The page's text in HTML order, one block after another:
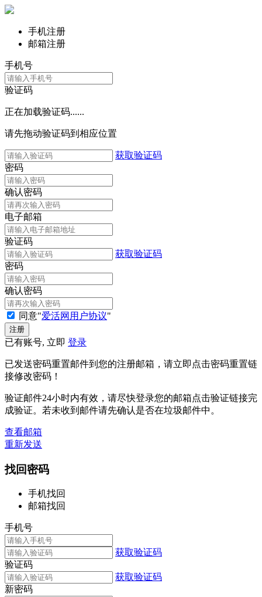
手机注册
邮箱注册
手机号
验证码
正在加载验证码......
请先拖动验证码到相应位置
获取验证码
密码
确认密码
电子邮箱
验证码
获取验证码
密码
确认密码
同意"爱活网用户协议"
已有账号, 立即 登录
已发送密码重置邮件到您的注册邮箱，请立即点击密码重置链
接修改密码！
验证邮件24小时内有效，请尽快登录您的邮箱点击验证链接完
成验证。若未收到邮件请先确认是否在垃圾邮件中。
查看邮箱
重新发送
找回密码
手机找回
邮箱找回
手机号
获取验证码
验证码
获取验证码
新密码